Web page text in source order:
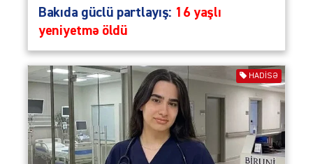
Bakıda güclü partlayış: 16 yaşlı
yeniyetmə öldü
HADISƏ